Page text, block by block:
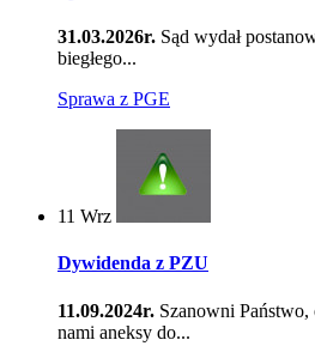
31.03.2026r. Sąd wydał
biegłego...
Sprawa z PGE
11 Wrz
Dywidenda z PZU
11.09.2024r. Szanowni Państwo,
nami aneksy do...